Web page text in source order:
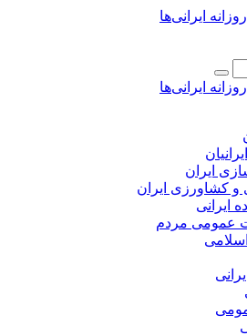
ایران
و کشاورزی ایران
ایرانی
عمومی مردم